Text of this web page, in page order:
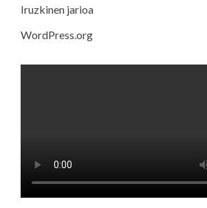
Iruzkinen jarioa
WordPress.org